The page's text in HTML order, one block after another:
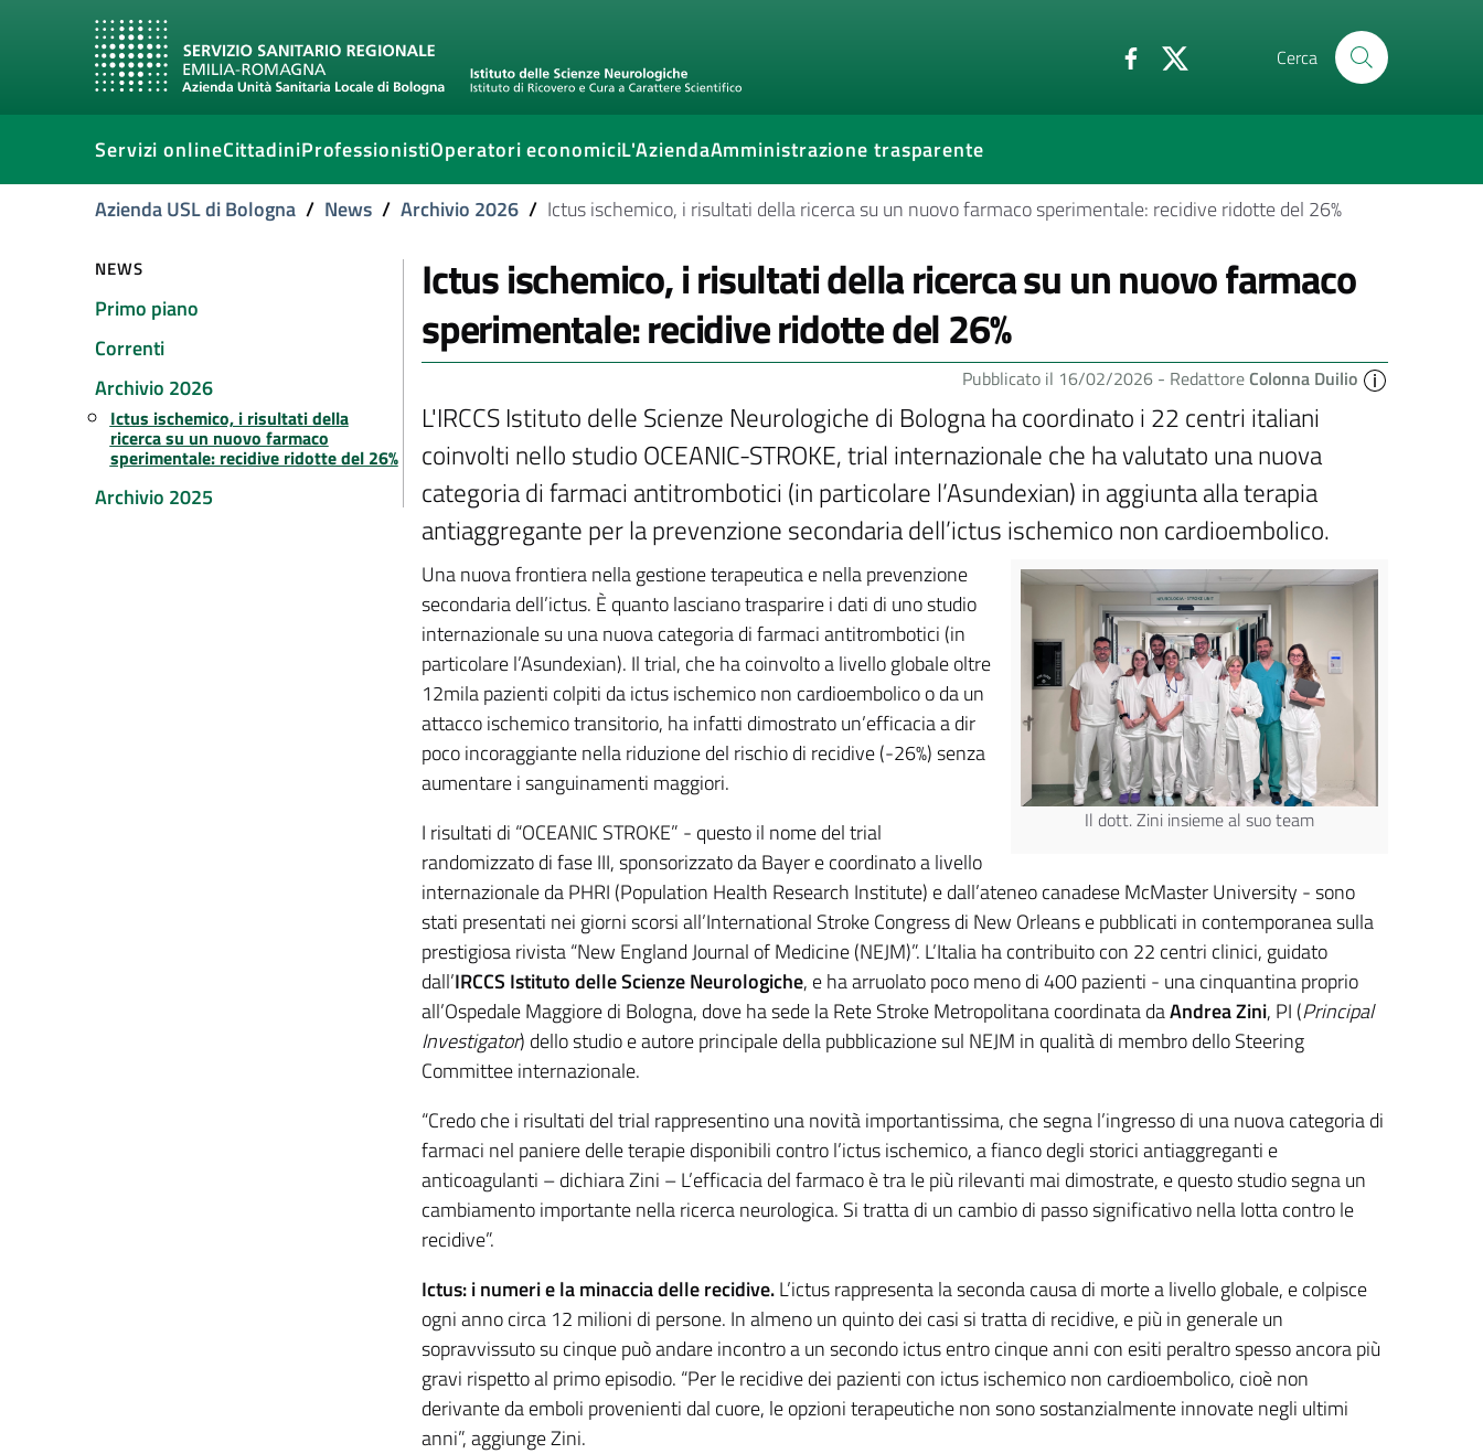
Cerca
Servizi onlineCittadiniProfessionistiOperatori economiciL'AziendaAmministrazione trasparente
Azienda USL di Bologna / News / Archivio 2026 / Ictus ischemico, i risultati della ricerca su un nuovo farmaco sperimentale: recidive ridotte del 26%
NEWS
Primo piano
Correnti
Archivio 2026
Ictus ischemico, i risultati della
ricerca su un nuovo farmaco
sperimentale: recidive ridotte del 26%
Archivio 2025
Ictus ischemico, i risultati della ricerca su un nuovo farmaco
sperimentale: recidive ridotte del 26%
Pubblicato il 16/02/2026 - RedattoreColonna Duilio
L'IRCCS Istituto delle Scienze Neurologiche di Bologna ha coordinato i 22 centri italiani
coinvolti nello studio OCEANIC-STROKE, trial internazionale che ha valutato una nuova
categoria di farmaci antitrombotici (in particolare l’Asundexian) in aggiunta alla terapia
antiaggregante per la prevenzione secondaria dell’ictus ischemico non cardioembolico.
Il dott. Zini insieme al suo team
Una nuova frontiera nella gestione terapeutica e nella prevenzione
secondaria dell’ictus. È quanto lasciano trasparire i dati di uno studio
internazionale su una nuova categoria di farmaci antitrombotici (in
particolare l’Asundexian). Il trial, che ha coinvolto a livello globale oltre
12mila pazienti colpiti da ictus ischemico non cardioembolico o da un
attacco ischemico transitorio, ha infatti dimostrato un’efficacia a dir
poco incoraggiante nella riduzione del rischio di recidive (-26%) senza
aumentare i sanguinamenti maggiori.
I risultati di “OCEANIC STROKE” - questo il nome del trial
randomizzato di fase III, sponsorizzato da Bayer e coordinato a livello
internazionale da PHRI (Population Health Research Institute) e dall’ateneo canadese McMaster University - sono
stati presentati nei giorni scorsi all’International Stroke Congress di New Orleans e pubblicati in contemporanea sulla
prestigiosa rivista “New England Journal of Medicine (NEJM)”. L’Italia ha contribuito con 22 centri clinici, guidato
dall’IRCCS Istituto delle Scienze Neurologiche, e ha arruolato poco meno di 400 pazienti - una cinquantina proprio
all’Ospedale Maggiore di Bologna, dove ha sede la Rete Stroke Metropolitana coordinata daAndrea Zini, PI (Principal
Investigator) dello studio e autore principale della pubblicazione sul NEJM in qualità di membro dello Steering
Committee internazionale.
“Credo che i risultati del trial rappresentino una novità importantissima, che segna l’ingresso di una nuova categoria di
farmaci nel paniere delle terapie disponibili contro l’ictus ischemico, a fianco degli storici antiaggreganti e
anticoagulanti – dichiara Zini – L’efficacia del farmaco è tra le più rilevanti mai dimostrate, e questo studio segna un
cambiamento importante nella ricerca neurologica. Si tratta di un cambio di passo significativo nella lotta contro le
recidive”.
Ictus: i numeri e la minaccia delle recidive.L’ictus rappresenta la seconda causa di morte a livello globale, e colpisce
ogni anno circa 12 milioni di persone. In almeno un quinto dei casi si tratta di recidive, e più in generale un
sopravvissuto su cinque può andare incontro a un secondo ictus entro cinque anni con esiti peraltro spesso ancora più
gravi rispetto al primo episodio. “Per le recidive dei pazienti con ictus ischemico non cardioembolico, cioè non
derivante da emboli provenienti dal cuore, le opzioni terapeutiche non sono sostanzialmente innovate negli ultimi
anni”, aggiunge Zini.